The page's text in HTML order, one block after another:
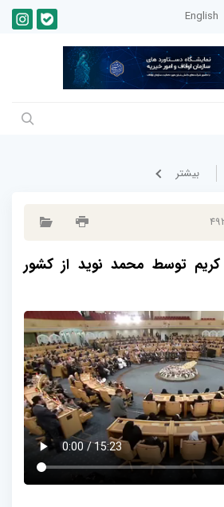
English
بيشتر
توسط محمد نوید از کشور